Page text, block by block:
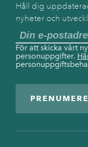
Håll dig
nyheter och
För att skicka vårt
personuppgifter.